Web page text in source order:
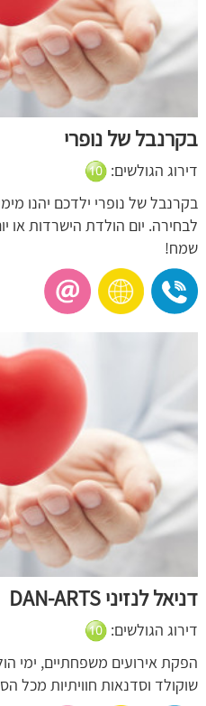
בקרנבל של נופרי
דירוג הגולשים:
בקרנבל של נופרי ילדכם יהנו
לבחירה. יום הולדת הישרדות או
שמח!
דניאל לנזיני DAN-ARTS
דירוג הגולשים:
הפקת אירועים משפחתיים, ימי
שוקולד וסדנאות חוויתיות מכל